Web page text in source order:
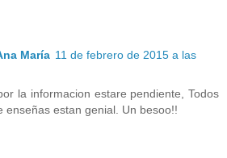
María 11 de febrero de 2015 a las
la informacion estare pendiente, Todos
enseñas estan genial. Un besoo!!